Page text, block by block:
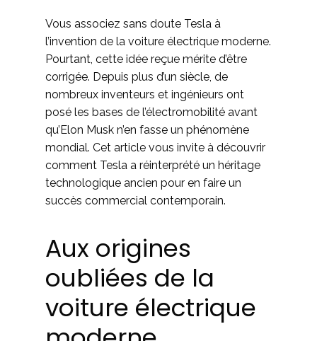
Vous associez sans doute Tesla à
l’invention de la voiture électrique moderne.
Pourtant, cette idée reçue mérite d’être
corrigée. Depuis plus d’un siècle, de
nombreux inventeurs et ingénieurs ont
posé les bases de l’électromobilité avant
qu’Elon Musk n’en fasse un phénomène
mondial. Cet article vous invite à découvrir
comment Tesla a réinterprété un héritage
technologique ancien pour en faire un
succès commercial contemporain.
Aux origines
oubliées de la
voiture électrique